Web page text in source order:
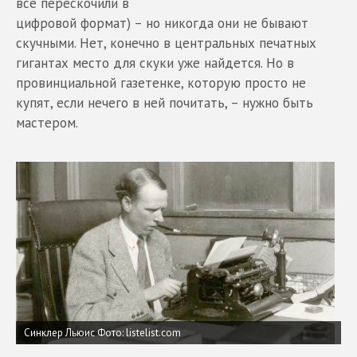
цифровой формат) – но никогда они не бывают
скучными. Нет, конечно в центральных печатных
гигантах место для скуки уже найдется. Но в
провинциальной газетенке, которую просто не
купят, если нечего в ней почитать, – нужно быть
мастером.
Синклер ЛьюисФото: listelist.com